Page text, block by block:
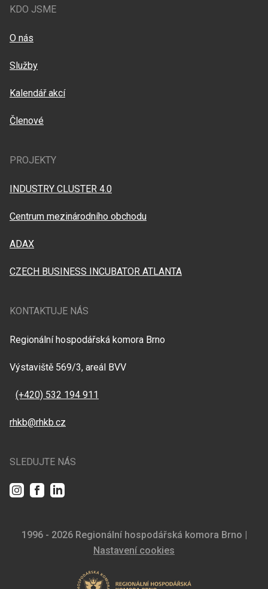
KDO JSME
O nás
Služby
Kalendář akcí
Členové
PROJEKTY
INDUSTRY CLUSTER 4.0
Centrum mezinárodního obchodu
ADAX
CZECH BUSINESS INCUBATOR ATLANTA
KONTAKTUJE NÁS
Regionální hospodářská komora Brno
Výstaviště 569/3, areál BVV
(+420) 532 194 911
rhkb@rhkb.cz
SLEDUJTE NÁS
InstagramFacebookLinkedIn
1996 - 2026 Regionální hospodářská komora Brno |
Nastavení cookies